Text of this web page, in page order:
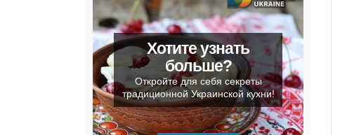
Хотите узнать
больше?
Откройте для себя секреты
традиционной Украинской кухни!